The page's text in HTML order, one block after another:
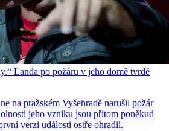
Landa po požáru v jeho domě tvrdě
na pražském Vyšehradě narušil požár
jeho vzniku jsou přitom poněkud
verzi události ostře ohradil.